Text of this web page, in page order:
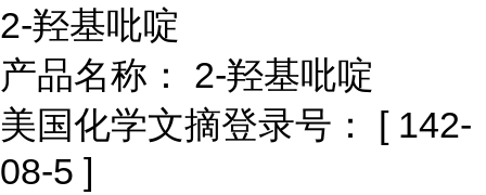
2-羟基吡啶
产品名称： 2-羟基吡啶
美国化学文摘登录号： [ 142-
08-5 ]